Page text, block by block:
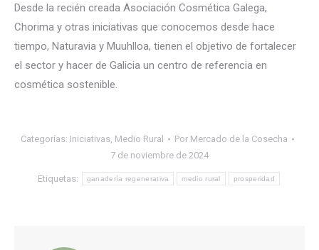
Desde la recién creada Asociación Cosmética Galega,
Chorima y otras iniciativas que conocemos desde hace
tiempo, Naturavia y Muuhlloa, tienen el objetivo de fortalecer
el sector y hacer de Galicia un centro de referencia en
cosmética sostenible.
Categorías: Iniciativas, Medio Rural Por Mercado de la Cosecha
7 de noviembre de 2024
Etiquetas: ganadería regenerativa medio rural prosperidad